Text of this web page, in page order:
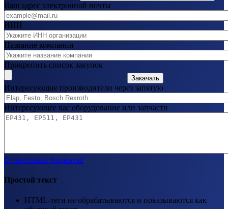
Ваш адрес электронной почты
ИНН
Название компании
Прикрепить список закупок
Закачать
Интересующие производители через запятую
Интересующее вас оборудование или запчасти
О текстовых форматах
Простой текст
HTML-теги не обрабатываются и показываются как